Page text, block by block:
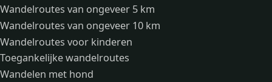
Wandelroutes van ongeveer 5 km
Wandelroutes van ongeveer 10 km
Wandelroutes voor kinderen
Toegankelijke wandelroutes
Wandelen met hond